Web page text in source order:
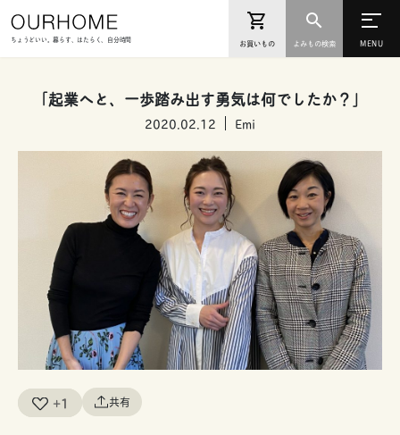
ちょうどいい。暮らす、はたらく、自分時間
「起業へと、一歩踏み出す勇気は何でしたか？」
2020.02.12 Emi
+1 共有
お買いもの よみもの検索